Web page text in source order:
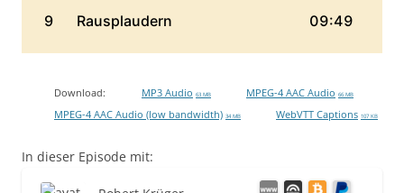
Download: MP3 Audio 63 MB MPEG-4 AAC Audio 66 MB
MPEG-4 AAC Audio (low bandwidth) 34 MB WebVTT Captions 107 KB
In dieser Episode mit: